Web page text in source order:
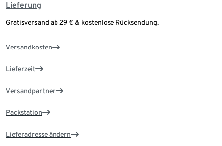
Lieferung
Gratisversand ab 29 € & kostenlose Rücksendung.
Versandkosten
Lieferzeit
Versandpartner
Packstation
Lieferadresse ändern